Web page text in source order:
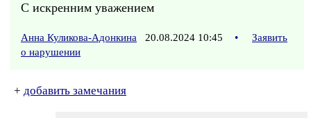
С искренним уважением
Анна Куликова-Адонкина 20.08.2024 10:45 •
Заявить
о нарушении
+ добавить замечания